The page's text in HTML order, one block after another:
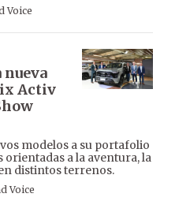
Voice
Activ
modelos a su portafolio
orientadas a la aventura, la
distintos terrenos.
Voice